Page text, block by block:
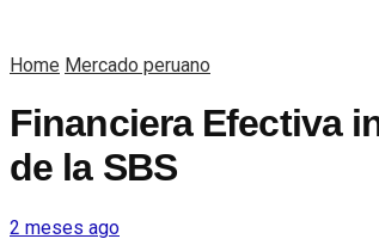
Home Mercado peruano
Financiera Efectiva
de la SBS
2 meses ago